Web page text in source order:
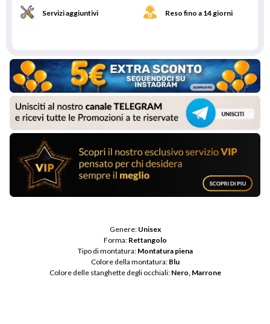
Servizi aggiuntivi Reso fino a 14 giorni
Genere: Unisex
Forma: Rettangolo
Tipo di montatura: Montatura piena
Colore della montatura: Blu
Colore delle stanghette degli occhiali: Nero, Marrone